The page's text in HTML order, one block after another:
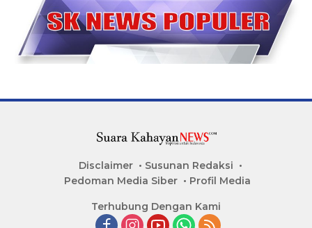
Disclaimer
Susunan Redaksi
Pedoman Media Siber
Profil Media
Terhubung Dengan Kami